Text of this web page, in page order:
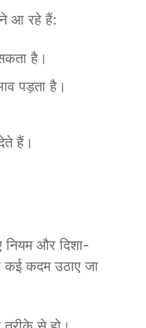
आ रहे हैं:
है।
पड़ता है।
हैं।
और दिशा-
कई कदम उठाए जा